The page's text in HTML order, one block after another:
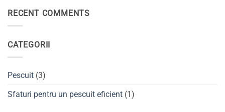
eficient
artificiale?
De
în
naturală
pentru
RECENT COMMENTS
CATEGORII
Pescuit (3)
Sfaturi pentru un pescuit eficient (1)